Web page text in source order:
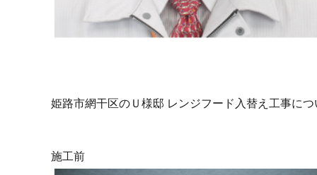
姫路市網干区のＵ様邸 レンジフード入替え工事に
施工前